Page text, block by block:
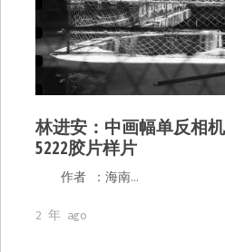
林进安：中画幅单反相机
5222胶片样片
作者 ：海南…
2 年 ago